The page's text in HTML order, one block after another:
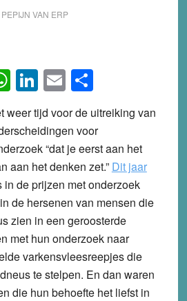
PEPIJN VAN ERP
WhatsApp
LinkedIn
EmailShare
weer tijd voor de uitreiking van
voor
“dat je eerst aan het
aan het denken zet.” Dit jaar
de prijzen met onderzoek
de hersenen van mensen die
zien in een geroosterde
met hun onderzoek naar
varkensvleesreepjes die
te stelpen. En dan waren
die hun behoefte het liefst in